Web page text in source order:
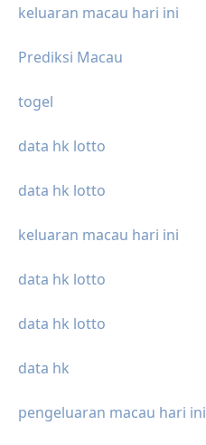
keluaran macau hari ini
Prediksi Macau
togel
data hk lotto
data hk lotto
keluaran macau hari ini
data hk lotto
data hk lotto
data hk
pengeluaran macau hari ini